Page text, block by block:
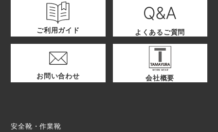
ご利用ガイド よくあるご質問
お問い合わせ 会社概要
安全靴・作業靴